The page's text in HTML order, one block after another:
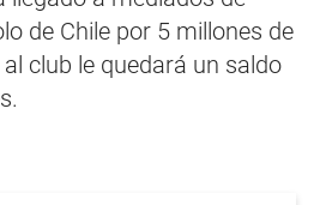
de Chile por 5 millones de
club le quedará un saldo